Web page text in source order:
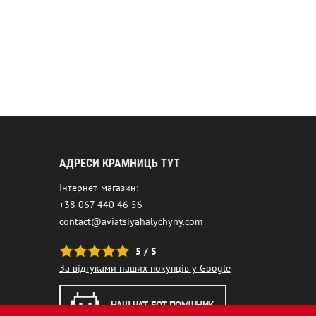
АДРЕСИ КРАМНИЦЬ ТУТ
Інтернет-магазин:
+38 067 440 46 56
contact@aviatsiyahalychyny.com
5 / 5
За відгуками наших покупців у Google
НАШ ЧАТ-БОТ ПОМІЧНИК